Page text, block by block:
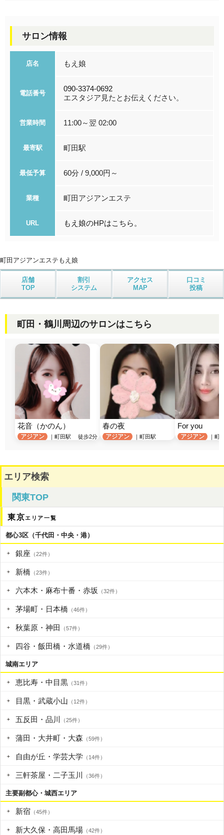
サロン情報
店名 もえ娘
電話番号
090-3374-0692
エスタジア見たとお伝えください。
営業時間 11:00～翌 02:00
最寄駅 町田駅
最低予算 60分 / 9,000円～
業種 町田アジアンエステ
URL もえ娘のHPはこちら。
町田アジアンエステ もえ娘
店舗
TOP
割引
システム
アクセス
MAP
口コミ
投稿
町田・鶴川周辺のサロンはこちら
花音（かのん）
アジアン ｜町田駅 徒歩2分
春の夜
アジアン ｜町田駅
For you
アジアン ｜町
エリア検索
関東TOP
東京エリア一覧
都心3区（千代田・中央・港）
銀座 （22件）
新橋 （23件）
六本木・麻布十番・赤坂 （32件）
茅場町・日本橋 （46件）
秋葉原・神田 （57件）
四谷・飯田橋・水道橋 （29件）
城南エリア
恵比寿・中目黒 （31件）
目黒・武蔵小山 （12件）
五反田・品川 （25件）
蒲田・大井町・大森 （59件）
自由が丘・学芸大学 （14件）
三軒茶屋・二子玉川 （36件）
主要副都心・城西エリア
新宿 （45件）
新大久保・高田馬場 （42件）